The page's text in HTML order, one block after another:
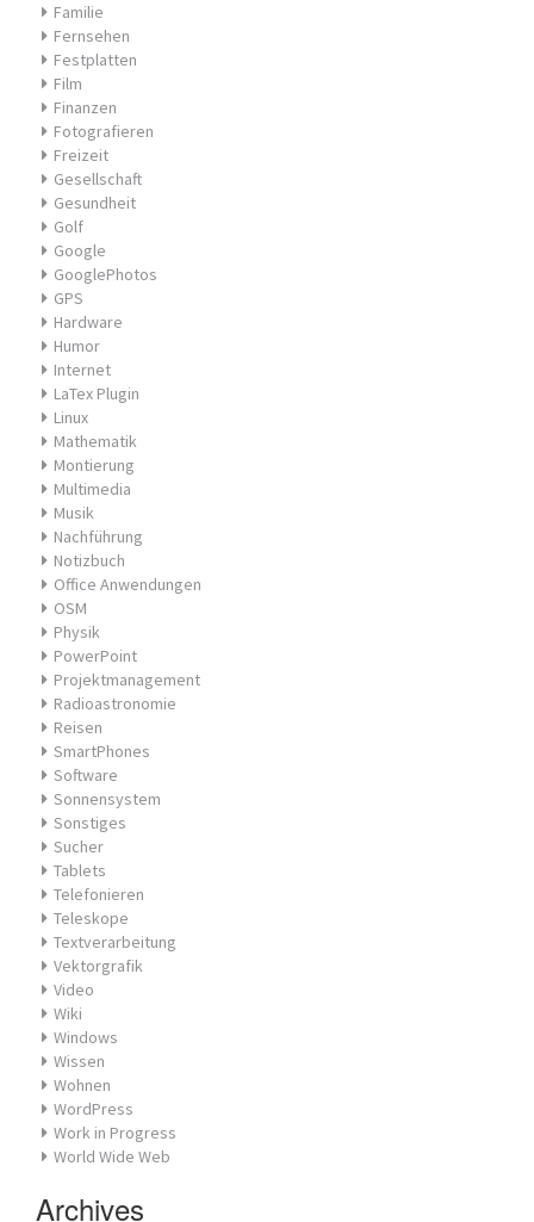
Familie
Fernsehen
Festplatten
Film
Finanzen
Fotografieren
Freizeit
Gesellschaft
Gesundheit
Golf
Google
GooglePhotos
GPS
Hardware
Humor
Internet
LaTex Plugin
Linux
Mathematik
Montierung
Multimedia
Musik
Nachführung
Notizbuch
Office Anwendungen
OSM
Physik
PowerPoint
Projektmanagement
Radioastronomie
Reisen
SmartPhones
Software
Sonnensystem
Sonstiges
Sucher
Tablets
Telefonieren
Teleskope
Textverarbeitung
Vektorgrafik
Video
Wiki
Windows
Wissen
Wohnen
WordPress
Work in Progress
World Wide Web
Archives